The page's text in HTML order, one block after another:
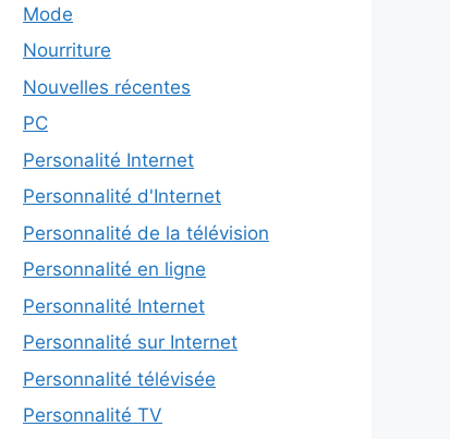
Mode
Nourriture
Nouvelles récentes
PC
Personalité Internet
Personnalité d'Internet
Personnalité de la télévision
Personnalité en ligne
Personnalité Internet
Personnalité sur Internet
Personnalité télévisée
Personnalité TV